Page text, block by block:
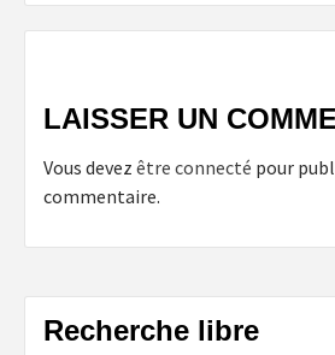
LAISSER UN
Vous devez être connecté pour
commentaire.
Recherche libre